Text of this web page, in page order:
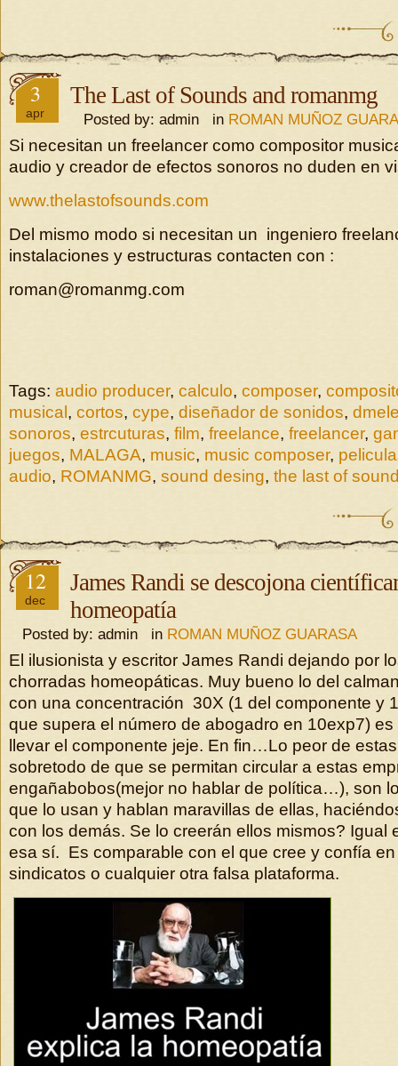
3
apr
The Last of Sounds and romanmg
Posted by: admin in ROMAN MUÑOZ
Si necesitan un freelancer como compositor
audio y creador de efectos sonoros no duden en
www.thelastofsounds.com
Del mismo modo si necesitan un ingeniero
instalaciones y estructuras contacten con :
roman@romanmg.com
Tags: audio producer, calculo, composer,
musical , cortos, cype, diseñador de sonidos,
sonoros, estrcuturas, film, freelance, freelancer,
juegos, MALAGA, music, music composer,
audio, ROMANMG, sound desing, the last of
12
dec
James Randi se descojona
homeopatía
Posted by: admin in ROMAN MUÑOZ GUARASA
El ilusionista y escritor James Randi dejando por
chorradas homeopáticas. Muy bueno lo del
con una concentración 30X (1 del componente y
que supera el número de abogadro en 10exp7)
llevar el componente jeje. En fin…Lo peor de
sobretodo de que se permitan circular a estas
engañabobos(mejor no hablar de política…), son
que lo usan y hablan maravillas de ellas,
con los demás. Se lo creerán ellos mismos? Igual
esa sí. Es comparable con el que cree y confía
sindicatos o cualquier otra falsa plataforma.